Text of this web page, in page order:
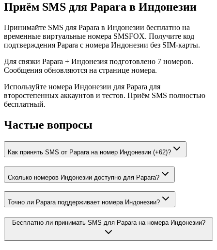
Приём SMS для Papara в Индонезии
Принимайте SMS для Papara в Индонезии бесплатно на
временные виртуальные номера SMSFOX. Получите код
подтверждения Papara с номера Индонезии без SIM-карты.
Для связки Papara + Индонезия подготовлено 7 номеров.
Сообщения обновляются на странице номера.
Используйте номера Индонезии для Papara для
второстепенных аккаунтов и тестов. Приём SMS полностью
бесплатный.
Частые вопросы
Как принять SMS от Papara на номер Индонезии (+62)?
Сколько номеров Индонезии доступно для Papara?
Точно ли Papara поддерживает номера Индонезии?
Бесплатно ли принимать SMS для Papara на номера Индонезии?